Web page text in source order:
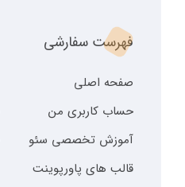
فهرست سفارشی
صفحه اصلی
حساب کاربری من
آموزش تخصصی سئو
قالب های پاورپوینت